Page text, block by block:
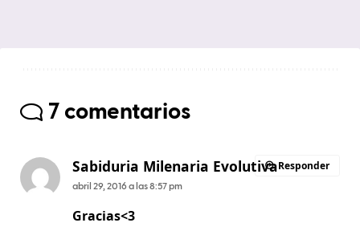
7 comentarios
Sabiduria Milenaria Evolutiva
abril 29, 2016 a las 8:57 pm
Gracias<3
Responder